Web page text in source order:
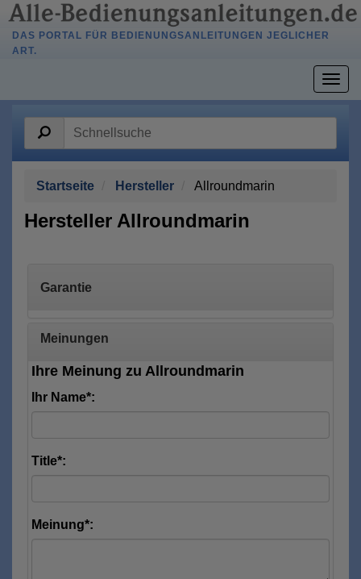
DAS PORTAL FÜR BEDIENUNGSANLEITUNGEN JEGLICHER
ART.
Startseite Hersteller Allroundmarin
Hersteller Allroundmarin
Garantie
Meinungen
Ihre Meinung zu Allroundmarin
Ihr Name*:
Title*:
Meinung*: